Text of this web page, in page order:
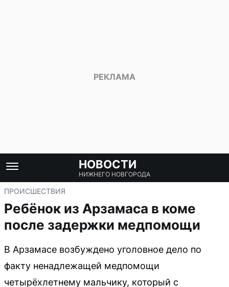
НОВОСТИ
НИЖНЕГО НОВГОРОДА
ПРОИСШЕСТВИЯ
Ребёнок из Арзамаса в коме
после задержки медпомощи
В Арзамасе возбуждено уголовное дело по
факту ненадлежащей медпомощи
четырёхлетнему мальчику, который с